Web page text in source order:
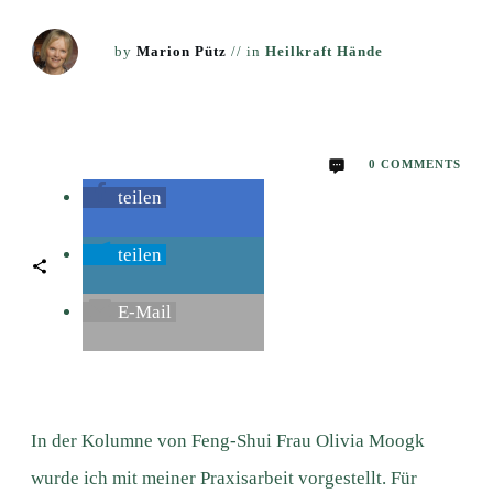
by Marion Pütz // in Heilkraft Hände
teilen
teilen
E-Mail
0 COMMENTS
In der Kolumne von Feng-Shui Frau Olivia Moogk
wurde ich mit meiner Praxisarbeit vorgestellt. Für